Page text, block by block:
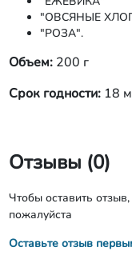
"ОВСЯНЫЕ
"РОЗА".
Объем:200 г
Срок годности:18
Отзывы (0)
Чтобы оставить отзыв,
пожалуйста
Оставьте отзыв